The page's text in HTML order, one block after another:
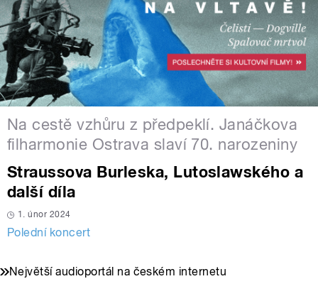
Na cestě vzhůru z předpeklí. Janáčkova
filharmonie Ostrava slaví 70. narozeniny
Straussova Burleska, Lutoslawského a
další díla
1. únor 2024
Polední koncert
Největší audioportál na českém internetu